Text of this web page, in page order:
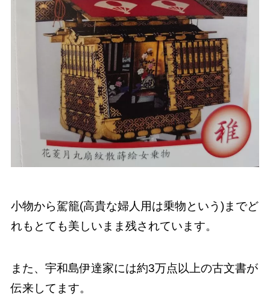
小物から駕籠(高貴な婦人用は乗物という)までど
れもとても美しいまま残されています。
また、宇和島伊達家には約3万点以上の古文書が
伝来してます。